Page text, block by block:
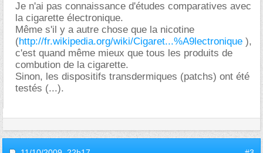
Je n'ai pas connaissance d'études comparatives avec
la cigarette électronique.
Même s'il y a autre chose que la nicotine
(http://fr.wikipedia.org/wiki/Cigaret...%A9lectronique ),
c'est quand même mieux que tous les produits de
combution de la cigarette.
Sinon, les dispositifs transdermiques (patchs) ont été
testés (...).